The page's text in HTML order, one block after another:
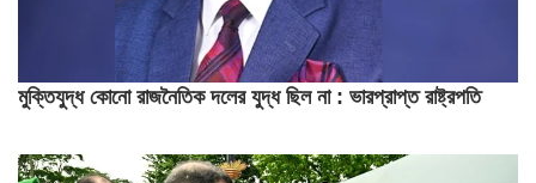
মুক্তিযুদ্ধ কোনো রাজনৈতিক দলের যুদ্ধ ছিল না : ভারপ্রাপ্ত রাষ্ট্রপতি